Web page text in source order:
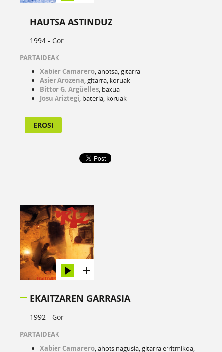
HAUTSA ASTINDUZ
1994 - Gor
PARTAIDEAK
Xabier Camarero, ahotsa, gitarra
Asier Arozena, gitarra, koruak
Bittor G. Argüelles, baxua
Josu Ariztegi, bateria, koruak
EROSI
EKAITZAREN GARRASIA
1992 - Gor
PARTAIDEAK
Xabier Camarero, ahots nagusia, gitarra erritmikoa,